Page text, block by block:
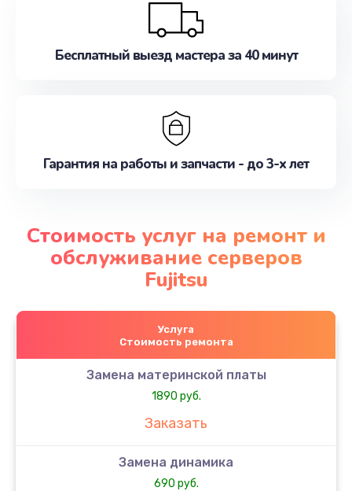
Бесплатный выезд мастера за 40 минут
Гарантия на работы и запчасти - до 3-х лет
Стоимость услуг на ремонт и
обслуживание серверов
Fujitsu
Услуга
Стоимость ремонта
Замена материнской платы
1890 руб.
Заказать
Замена динамика
690 руб.